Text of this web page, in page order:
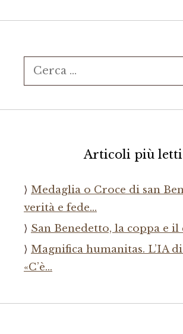
Ricerca
per:
Articoli più letti
Medaglia o Croce di san
verità e fede…
San Benedetto, la coppa e il
Magnifica humanitas. L’IA
«C’è…